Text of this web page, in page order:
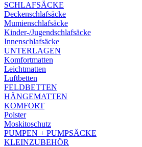
SCHLAFSÄCKE
Deckenschlafsäcke
Mumienschlafsäcke
Kinder-/Jugendschlafsäcke
Innenschlafsäcke
UNTERLAGEN
Komfortmatten
Leichtmatten
Luftbetten
FELDBETTEN
HÄNGEMATTEN
KOMFORT
Polster
Moskitoschutz
PUMPEN + PUMPSÄCKE
KLEINZUBEHÖR